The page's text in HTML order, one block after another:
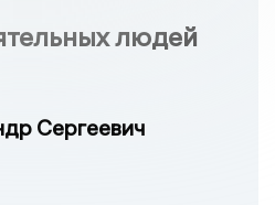
людей
Сергеевич